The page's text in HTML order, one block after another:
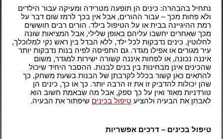
נתחיל בהבהרה: כינים הן תופעה מטרידה ומעיקה עבור הילדים
ולא פחות מכך – עבור ההורים, אבל אין בכך לרמז שום דבר על
רמת ההיגיינה בבית או על הטיפול בילד. הורים רבים חוששים
מכך שאחרים יחשבו עליהם באופן שלילי, אבל המציאות שונה
לחלוטין. כינים נדבקות לכל ילד, ללא הבדל בין ראש נקי למלוכלך,
עיר מגורים או אפילו מגדר. גם התפיסה לפיה בנות נדבקות יותר
איננה נכונה, או לפחות איננה קשורה ישירות למגדר, משום
שהכינים אינן מבחינות בין בנים לבנות. ההסבר היחיד שיכול
להתאים כאן קשור בכלל לקרבתן של הבנות בשעת משחק, כך
שהן יכולות להדביק זו את זו הרבה יותר. כך או כך, כינים הן
טורדניות מאוד ואין על כך ספק, אבל מה שבאמת חשוב הוא
לאבחן את הבעיה ולהציע טיפול בכינים שיפתור את הבעיה.
טיפול בכינים – דרכים אפשריות